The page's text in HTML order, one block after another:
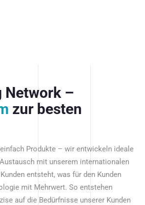
Network –
zur besten
Produkte – wir entwickeln ideale
mit unserem internationalen
entsteht, was für den Kunden
mit Mehrwert. So entstehen
auf die Bedürfnisse unserer Kunden